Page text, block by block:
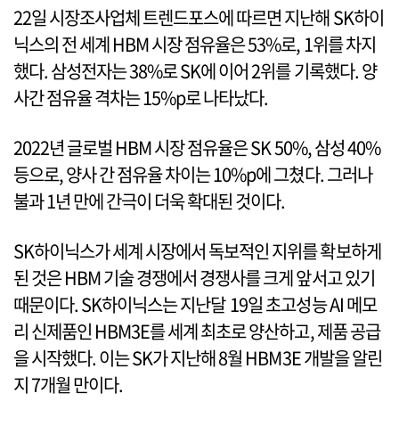
22일 시장조사업체 트렌드포스에 따르면 지난해 SK하이
닉스의 전 세계 HBM 시장 점유율은 53%로, 1위를 차지
했다. 삼성전자는 38%로 SK에 이어 2위를 기록했다. 양
사간 점유율 격차는 15%p로 나타났다.
2022년 글로벌 HBM 시장 점유율은 SK 50%, 삼성 40%
등으로, 양사 간 점유율 차이는 10%p에 그쳤다. 그러나
불과 1년 만에 간극이 더욱 확대된 것이다.
SK하이닉스가 세계 시장에서 독보적인 지위를 확보하게
된 것은 HBM 기술 경쟁에서 경쟁사를 크게 앞서고 있기
때문이다. SK하이닉스는 지난달 19일 초고성능 AI 메모
리 신제품인 HBM3E를 세계 최초로 양산하고, 제품 공급
을 시작했다. 이는 SK가 지난해 8월 HBM3E 개발을 알린
지 7개월 만이다.